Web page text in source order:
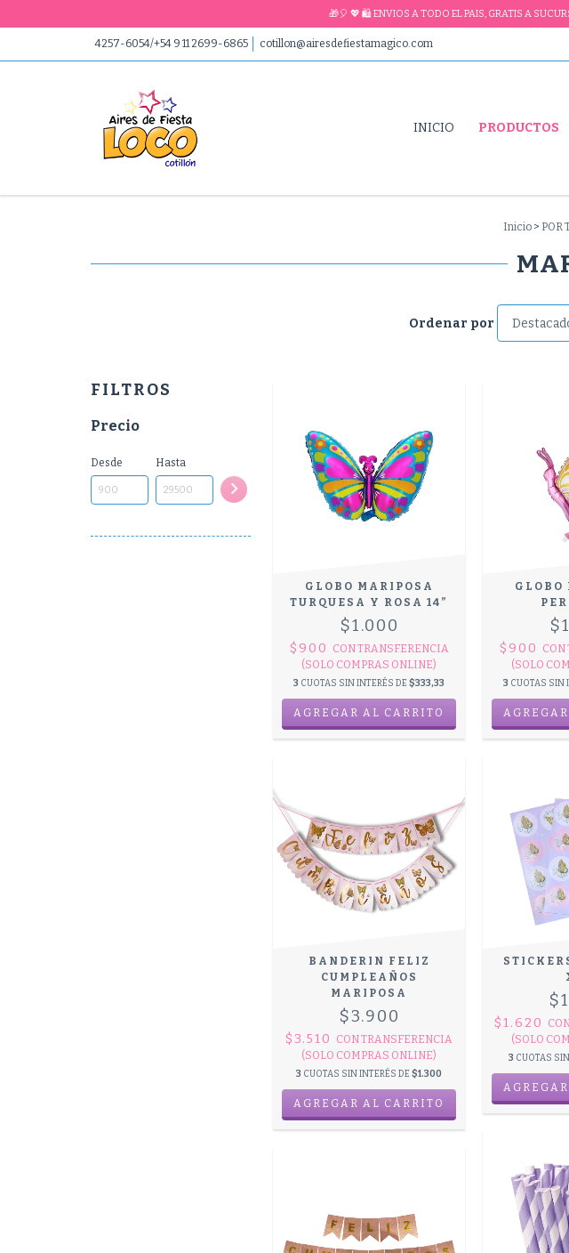
🎁🎈 💖 🛍 ENVIOS A TODO EL PAIS, GRATIS A
4257-6054/+54 9 11 2699-6865 cotillon@airesdefiestamagico.com
INICIO PRODUCTOS
Inicio > POR
Ordenar por
FILTROS
Precio
Desde Hasta
GLOBO MARIPOSA
TURQUESA Y ROSA 14”
$1.000
$900 CONTRANSFERENCIA
(SOLO COMPRAS ONLINE)
3 CUOTAS SIN INTERÉS DE$333,33
GLOBO
$900 CON
(SOLO
3 CUOTAS SIN
BANDERIN FELIZ
CUMPLEAÑOS
MARIPOSA
$3.900
$3.510 CONTRANSFERENCIA
(SOLO COMPRAS ONLINE)
3 CUOTAS SIN INTERÉS DE$1.300
$1.620
(SOLO
3 CUOTAS